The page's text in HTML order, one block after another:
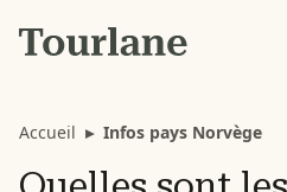
Accueil ▸ Infos pays Norvège